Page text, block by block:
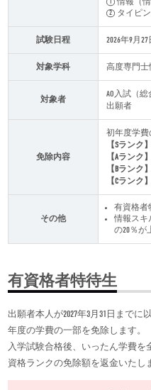
タイピ
試験日程 2026年9月
対象学科 高度専門
対象者
AO入試（
出願者
免除内容
初年度学費
【Sランク】
【Aランク】
【Bランク】
【Cランク】
その他
有資格者
情報スキ
の20％が
有資格者特待生
出願者本人が2027年3月31日まで
年度の学費の一部を免除します。
入学試験合格後、いったん学費
資格ランクの免除額を返金いたし